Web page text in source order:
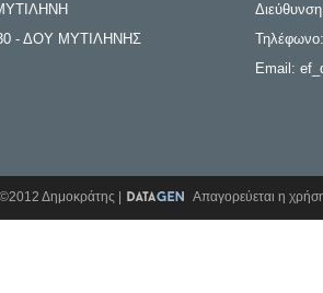
- ΔΟΥ ΜΥΤΙΛΗΝΗΣ
Email:
©2012 Δημοκράτης | Απαγορεύεται η